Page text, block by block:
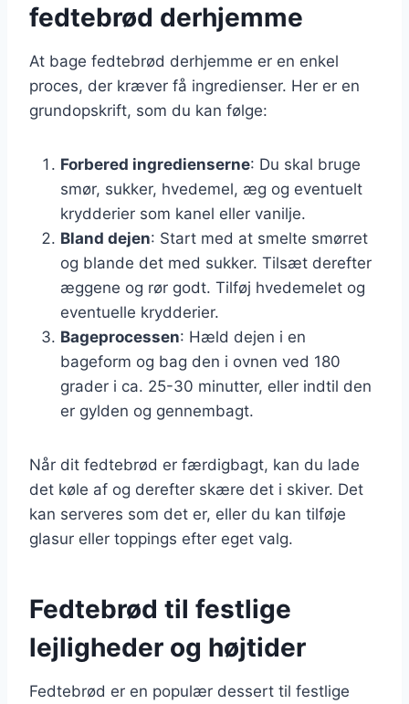
fedtebrød derhjemme
At bage fedtebrød derhjemme er en enkel
proces, der kræver få ingredienser. Her er en
grundopskrift, som du kan følge:
Forbered ingredienserne: Du skal bruge
smør, sukker, hvedemel, æg og eventuelt
krydderier som kanel eller vanilje.
Bland dejen: Start med at smelte smørret
og blande det med sukker. Tilsæt derefter
æggene og rør godt. Tilføj hvedemelet og
eventuelle krydderier.
Bageprocessen: Hæld dejen i en
bageform og bag den i ovnen ved 180
grader i ca. 25-30 minutter, eller indtil den
er gylden og gennembagt.
Når dit fedtebrød er færdigbagt, kan du lade
det køle af og derefter skære det i skiver. Det
kan serveres som det er, eller du kan tilføje
glasur eller toppings efter eget valg.
Fedtebrød til festlige
lejligheder og højtider
Fedtebrød er en populær dessert til festlige